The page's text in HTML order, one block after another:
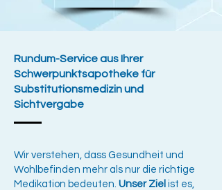
Rundum-Service aus Ihrer
Schwerpunktsapotheke für​
Substitutionsmedizin und
Sichtvergabe
Wir verstehen, dass Gesundheit und
Wohlbefinden mehr als nur die richtige
Medikation bedeuten. Unser Ziel ist es,